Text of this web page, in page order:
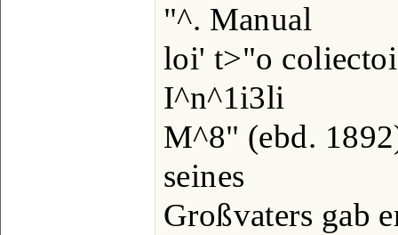
"^. Manual
loi' t>"o
I^n^1i3li
M^8" (ebd.
seines
Großvaters gab